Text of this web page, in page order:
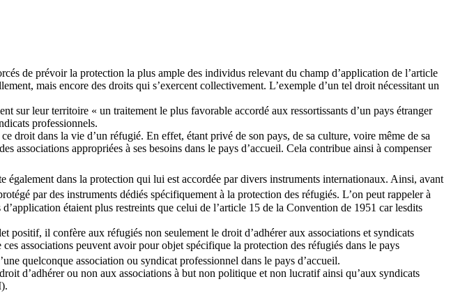
de prévoir la protection la plus ample des individus relevant du champ d’application de l’article
mais encore des droits qui s’exercent collectivement. L’exemple d’un tel droit nécessitant un
sur leur territoire « un traitement le plus favorable accordé aux ressortissants d’un pays étranger
professionnels.
droit dans la vie d’un réfugié. En effet, étant privé de son pays, de sa culture, voire même de sa
appropriées à ses besoins dans le pays d’accueil. Cela contribue ainsi à compenser
également dans la protection qui lui est accordée par divers instruments internationaux. Ainsi, avant
par des instruments dédiés spécifiquement à la protection des réfugiés. L’on peut rappeler à
étaient plus restreints que celui de l’article 15 de la Convention de 1951 car lesdits
il confère aux réfugiés non seulement le droit d’adhérer aux associations et syndicats
associations peuvent avoir pour objet spécifique la protection des réfugiés dans le pays
quelconque association ou syndicat professionnel dans le pays d’accueil.
d’adhérer ou non aux associations à but non politique et non lucratif ainsi qu’aux syndicats